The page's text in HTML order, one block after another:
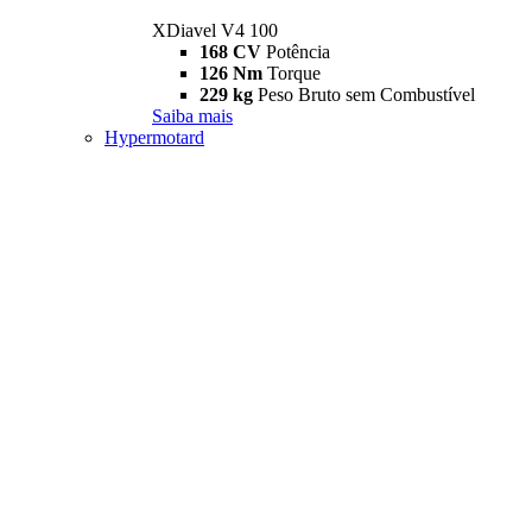
XDiavel V4 100
168 CV Potência
126 Nm Torque
229 kg Peso Bruto sem Combustível
Saiba mais
Hypermotard